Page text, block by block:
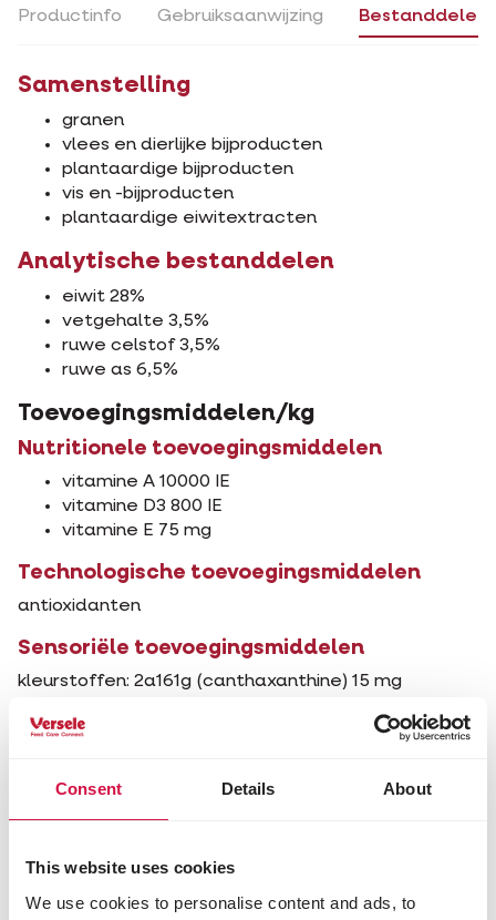
Consent Details About
This website uses cookies
We use cookies to personalise content and ads, to
Productinfo Gebruiksaanwijzing Bestanddelen
Samenstelling
granen
vlees en dierlijke bijproducten
plantaardige bijproducten
vis en -bijproducten
plantaardige eiwitextracten
Analytische bestanddelen
eiwit 28%
vetgehalte 3,5%
ruwe celstof 3,5%
ruwe as 6,5%
Toevoegingsmiddelen/kg
Nutritionele toevoegingsmiddelen
vitamine A 10000 IE
vitamine D3 800 IE
vitamine E 75 mg
Technologische toevoegingsmiddelen
antioxidanten
Sensoriële toevoegingsmiddelen
kleurstoffen: 2a161g (canthaxanthine) 15 mg
Andere bezoekers bekeken ook: